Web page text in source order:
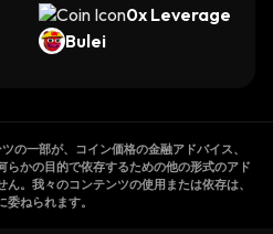
M
0x Leverage
Bulei
の一部が、コイン価格の金融アドバイス、
らかの目的で依存するための他の形式のアド
。我々のコンテンツの使用または依存は、
ねられます。